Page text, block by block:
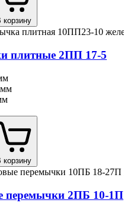
корзину
плитные 2ПП 17⁠-⁠5
корзину
перемычки 2ПБ 10⁠-⁠1П